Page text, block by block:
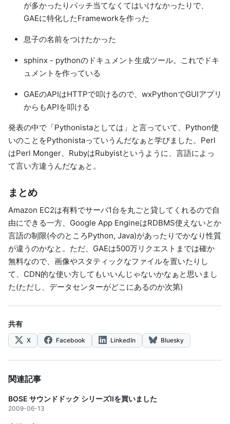
が多かったりパッチ当てなくてはいけなかったりで、
GAEに特化したFrameworkを作った
息子の名前をつけたかった
sphinx - pythonのドキュメント生成ツール。これでドキ
ュメントを作っている
GAEのAPIはHTTPで叩けるので、wxPythonでGUIアプリ
からもAPIを叩ける
発表の中で「Pythonistaとしては」と言っていて、Python使
いのことをPythonistaっていうんだなぁと学びました。Perl
はPerl Monger、RubyはRubyistというように、言語によっ
て言い方違うんだなぁと。
まとめ
Amazon EC2は有料でサーバ1台を丸ごと貸してくれるので自
由にできる一方、Google App EngineはRDBMS使えないとか
言語の制限(今のところPython, Java)があったりでかなり性質
が違うのかなと。ただ、GAEは500万リクエストまでは確か
無料なので、画像やスタティックなファイルを置いたりし
て、CDN的な使い方してもいいんじゃないかなぁと思いまし
た(ただし、データセンターがどこにあるのか次第)
共有
X Facebook LinkedIn Bluesky
関連記事
BOSE サウンドドック シリーズIIを買いました
2009-06-13